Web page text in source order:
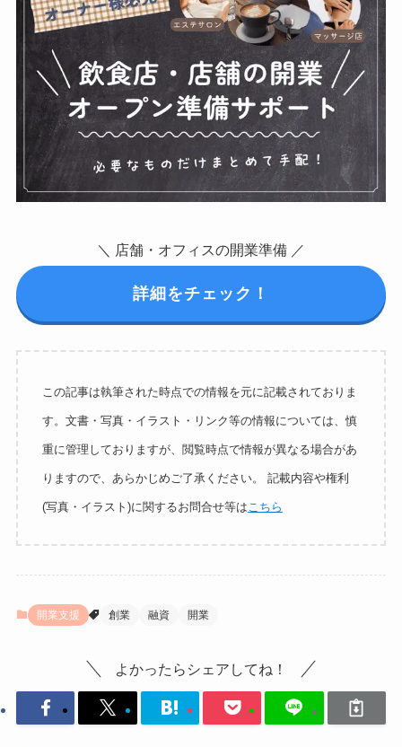
＼ 店舗・オフィスの開業準備 ／
詳細をチェック！
この記事は執筆された時点での情報を元に記載されておりま
す。文書・写真・イラスト・リンク等の情報については、慎
重に管理しておりますが、閲覧時点で情報が異なる場合があ
りますので、あらかじめご了承ください。 記載内容や権利
(写真・イラスト)に関するお問合せ等は こちら
開業支援 創業 融資 開業
よかったらシェアしてね！